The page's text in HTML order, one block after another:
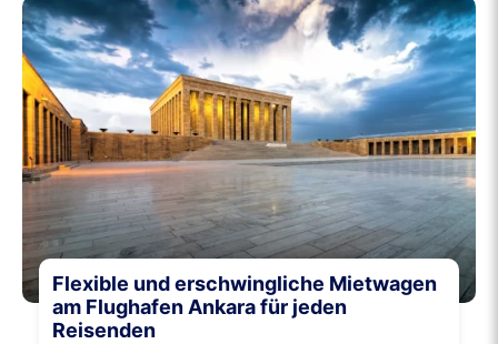
Flexible und erschwingliche Mietwagen
am Flughafen Ankara für jeden
Reisenden